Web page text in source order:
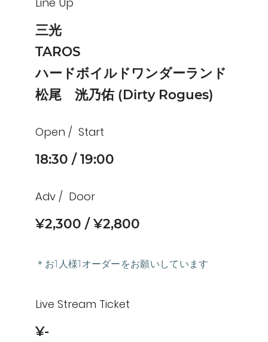
三光
TAROS
ハードボイルドワンダーランド
松尾 洸乃佑 (Dirty Rogues)
Open Start
18:30 19:00
Adv Door
¥2,300 ¥2,800
＊お1人様1オーダーをお願いしています
Live Stream Ticket
¥-